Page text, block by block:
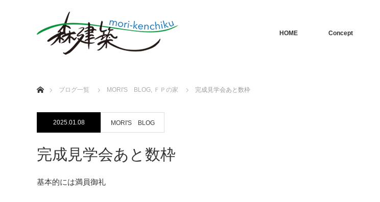
HOME Concept
ブログ一覧
MORI'S BLOG, ＦＰの家 完成見学会あと数枠
2025.01.08 MORI'S BLOG
完成見学会あと数枠
基本的には満員御礼